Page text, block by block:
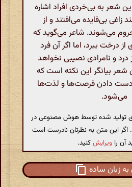
شعر به بی‌خردی افراد اشاره
بی‌فایده می‌افتند و از
می‌شوند. شاعر می‌گوید که
درخت ببرد، اما اگر آن فرد
و نامرادی نصیبی نخواهد
شعر بیانگر این نکته است که
دادن فرصت‌ها و لذت‌ها
می‌شود.
تولید شده توسط هوش مصنوعی در
اگر این متن به نظرتان نادرست است
آن را ویرایشکنید.
به زبان ساده